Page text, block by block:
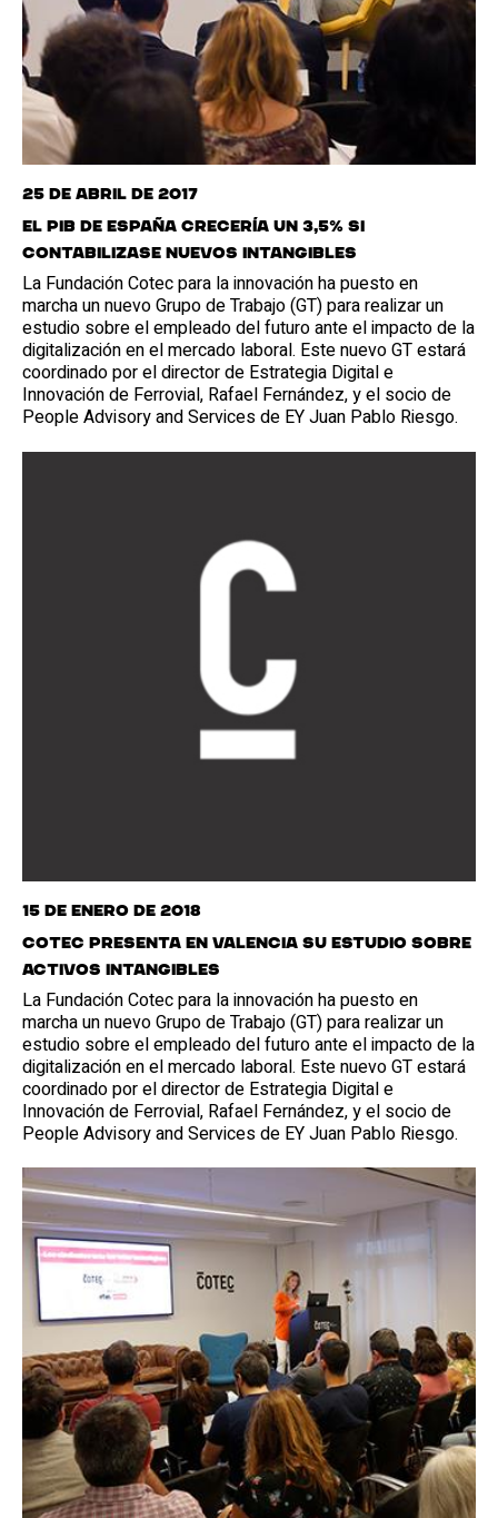
25 de abril de 2017
El PIB de España crecería un 3,5% si
contabilizase nuevos intangibles
La Fundación Cotec para la innovación ha puesto en
marcha un nuevo Grupo de Trabajo (GT) para realizar un
estudio sobre el empleado del futuro ante el impacto de la
digitalización en el mercado laboral. Este nuevo GT estará
coordinado por el director de Estrategia Digital e
Innovación de Ferrovial, Rafael Fernández, y el socio de
People Advisory and Services de EY Juan Pablo Riesgo.
15 de enero de 2018
Cotec presenta en Valencia su estudio sobre
activos intangibles
La Fundación Cotec para la innovación ha puesto en
marcha un nuevo Grupo de Trabajo (GT) para realizar un
estudio sobre el empleado del futuro ante el impacto de la
digitalización en el mercado laboral. Este nuevo GT estará
coordinado por el director de Estrategia Digital e
Innovación de Ferrovial, Rafael Fernández, y el socio de
People Advisory and Services de EY Juan Pablo Riesgo.